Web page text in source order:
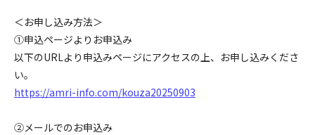
＜お申し込み方法＞
➀申込ページよりお申込み
以下のURLより申込みページにアクセスの上、お申し込みくださ
い。
https://amri-info.com/kouza20250903
②メールでのお申込み